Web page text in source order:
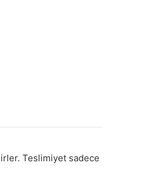
Teslimiyet sadece